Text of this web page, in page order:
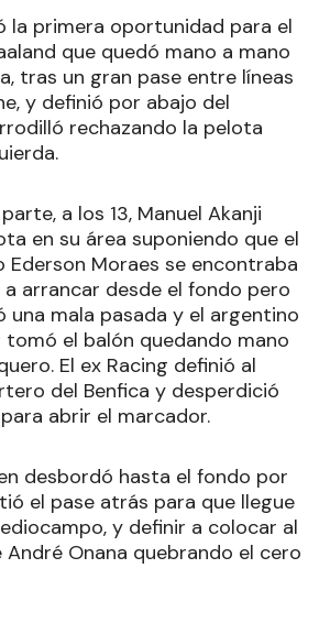
la primera oportunidad para el
que quedó mano a mano
tras un gran pase entre líneas
y definió por abajo del
rechazando la pelota
a los 13, Manuel Akanji
en su área suponiendo que el
Ederson Moraes se encontraba
arrancar desde el fondo pero
una mala pasada y el argentino
el balón quedando mano
El ex Racing definió al
del Benfica y desperdició
abrir el marcador.
desbordó hasta el fondo por
el pase atrás para que llegue
y definir a colocar al
Onana quebrando el cero